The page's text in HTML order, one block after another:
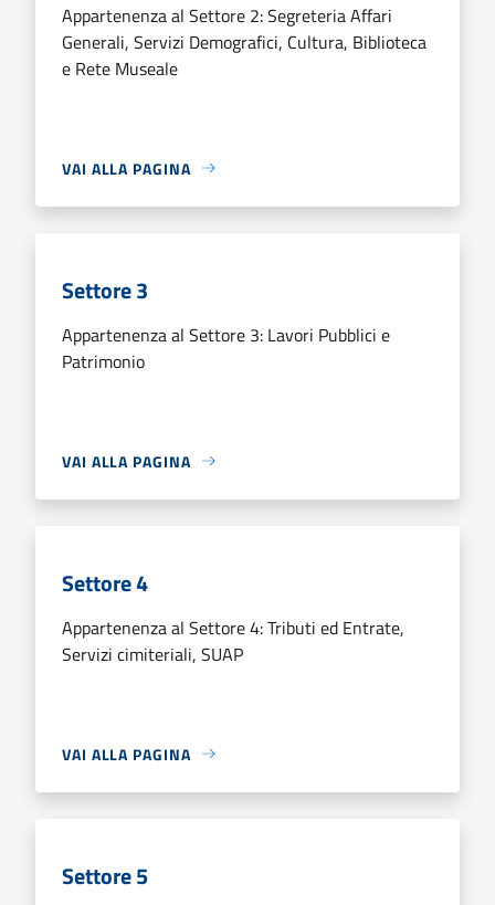
Appartenenza al Settore 2: Segreteria Affari
Generali, Servizi Demografici, Cultura, Biblioteca
e Rete Museale
VAI ALLA PAGINA
Settore 3
Appartenenza al Settore 3: Lavori Pubblici e
Patrimonio
VAI ALLA PAGINA
Settore 4
Appartenenza al Settore 4: Tributi ed Entrate,
Servizi cimiteriali, SUAP
VAI ALLA PAGINA
Settore 5